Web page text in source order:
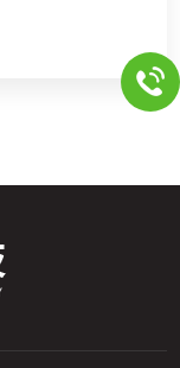
冻结水产品、面
。